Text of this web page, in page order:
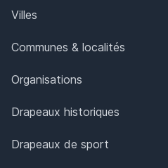
Villes
Communes & localités
Organisations
Drapeaux historiques
Drapeaux de sport